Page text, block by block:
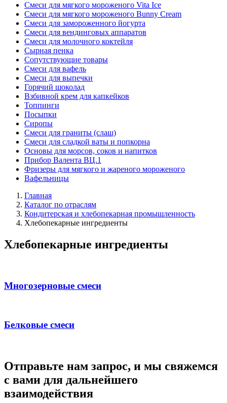
Смеси для мягкого мороженого Vita Ice
Смеси для мягкого мороженого Bunny Cream
Смеси для замороженного йогурта
Смеси для вендинговых аппаратов
Смеси для молочного коктейля
Сырная пенка
Сопутствующие товары
Смеси для вафель
Смеси для выпечки
Горячий шоколад
Взбивной крем для капкейков
Топпинги
Посыпки
Сиропы
Смеси для граниты (слаш)
Смеси для сладкой ваты и попкорна
Основы для морсов, соков и напитков
Прибор Валента ВЦ.1
Фризеры для мягкого и жареного мороженого
Вафельницы
Главная
Каталог по отраслям
Кондитерская и хлебопекарная промышленность
Хлебопекарные ингредиенты
Хлебопекарные ингредиенты
Многозерновые смеси
Белковые смеси
Отправьте нам запрос, и мы свяжемся
с вами для дальнейшего
взаимодействия